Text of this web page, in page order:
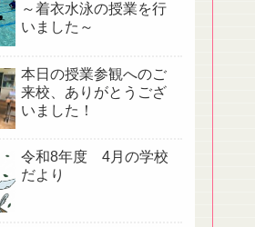
～着衣水泳の授業を行
いました～
本日の授業参観へのご
来校、ありがとうござ
いました！
令和8年度 4月の学校
だより